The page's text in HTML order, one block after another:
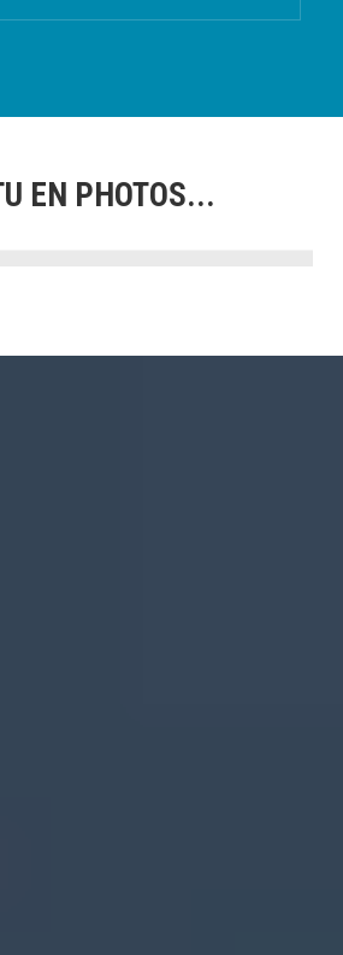
EN PHOTOS...